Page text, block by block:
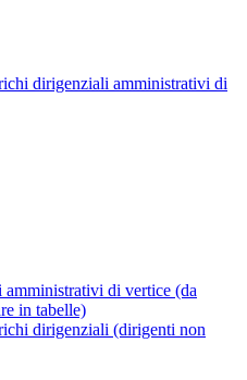
dirigenziali amministrativi di
amministrativi di vertice (da
in tabelle)
dirigenziali (dirigenti non